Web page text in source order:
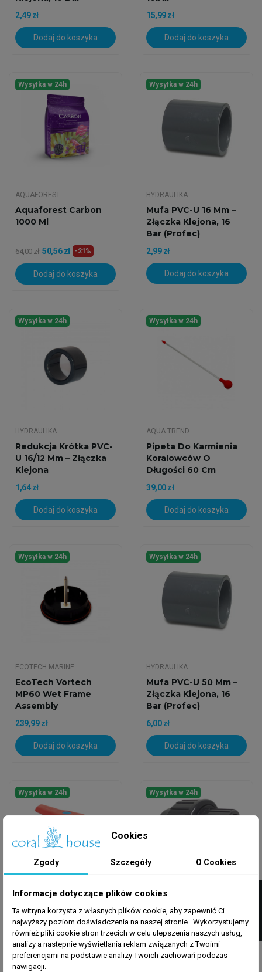
2,49 zł
Dodaj do koszyka
15,99 zł
Dodaj do koszyka
Wysyłka w 24h
AQUAFOREST
Aquaforest Carbon
1000 Ml
64,00 zł 50,56 zł -21%
Dodaj do koszyka
Wysyłka w 24h
HYDRAULIKA
Mufa PVC-U 16 Mm –
Złączka Klejona, 16
Bar (Profec)
2,99 zł
Dodaj do koszyka
Wysyłka w 24h
HYDRAULIKA
Redukcja Krótka PVC-
U 16/12 Mm – Złączka
Klejona
1,64 zł
Dodaj do koszyka
Wysyłka w 24h
AQUA TREND
Pipeta Do Karmienia
Koralowców O
Długości 60 Cm
39,00 zł
Dodaj do koszyka
Wysyłka w 24h
ECOTECH MARINE
EcoTech Vortech
MP60 Wet Frame
Assembly
239,99 zł
Dodaj do koszyka
Wysyłka w 24h
HYDRAULIKA
Mufa PVC-U 50 Mm –
Złączka Klejona, 16
Bar (Profec)
6,00 zł
Dodaj do koszyka
Wysyłka w 24h
Zawór Kulowy
Antiblock PVC 16 Mm –
Hydraulika Akwariowa
41,90 zł
Wysyłka w 24h
Śrubunek PVC-U 25
Mm – Dwuzłączka
Uniowa Do
Demontażu...
11,98 zł
Cookies
Zgody Szczegóły O Cookies
Informacje dotyczące plików cookies
Ta witryna korzysta z własnych plików cookie, aby zapewnić Ci
najwyższy poziom doświadczenia na naszej stronie . Wykorzystujemy
również pliki cookie stron trzecich w celu ulepszenia naszych usług,
analizy a nastepnie wyświetlania reklam związanych z Twoimi
preferencjami na podstawie analizy Twoich zachowań podczas
nawigacji.